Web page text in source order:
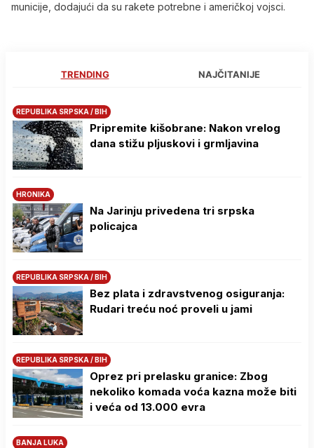
municije, dodajući da su rakete potrebne i američkoj vojsci.
TRENDING NAJČITANIJE
REPUBLIKA SRPSKA / BIH
Pripremite kišobrane: Nakon vrelog
dana stižu pljuskovi i grmljavina
HRONIKA
Na Јarinju privedena tri srpska
policajca
REPUBLIKA SRPSKA / BIH
Bez plata i zdravstvenog osiguranja:
Rudari treću noć proveli u jami
REPUBLIKA SRPSKA / BIH
Oprez pri prelasku granice: Zbog
nekoliko komada voća kazna može biti
i veća od 13.000 evra
BANJA LUKA